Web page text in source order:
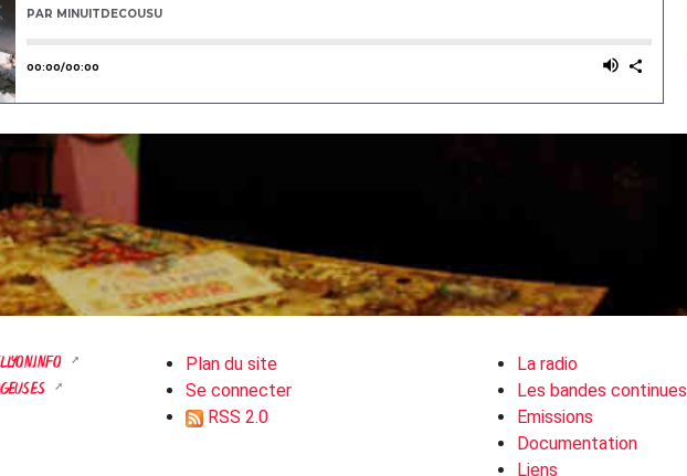
Plan du site
Se connecter
RSS 2.0
La radio
Les bandes continues
Emissions
Documentation
Liens